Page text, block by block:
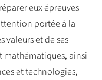
programmes-des-
des-ecoles-1160
eux épreuves
portée à la
valeurs et de ses
mathématiques, ainsi
et technologies,